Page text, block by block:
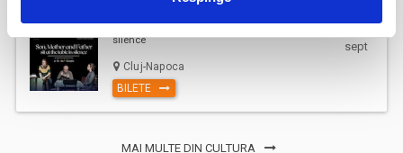
Son, Mother and Father sit at a table in
silence
Cluj-Napoca
BILETE
18
sept
MAI MULTE DIN CULTURA